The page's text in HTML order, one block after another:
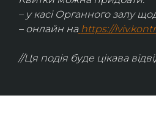
– у касі Органного залу
– онлайн на https://
//Ця подія буде цікава